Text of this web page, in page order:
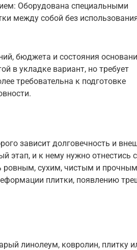
Оборудована специальными
между собой без
бюджета и состояния
в укладке вариант, но требует
требовательна к подготовке
зависит долговечность и
этап, и к нему нужно отнестись
ровным, сухим, чистым и
плитки, появлению
линолеум, ковролин, плитку